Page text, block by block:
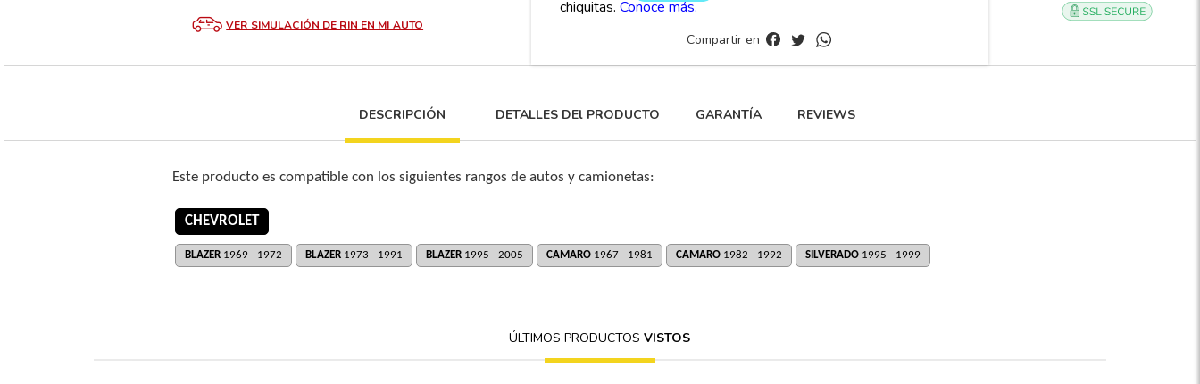
VER SIMULACIÓN DE RIN EN MI AUTO
Compartir en
DESCRIPCIÓN DETALLES DEl PRODUCTO GARANTÍA REVIEWS
Este producto es compatible con los siguientes rangos de autos y camionetas:
CHEVROLET
BLAZER 1969 - 1972 BLAZER 1973 - 1991 BLAZER 1995 - 2005 CAMARO 1967 - 1981 CAMARO 1982 - 1992 SILVERADO 1995 - 1999
ÚLTIMOS PRODUCTOSVISTOS